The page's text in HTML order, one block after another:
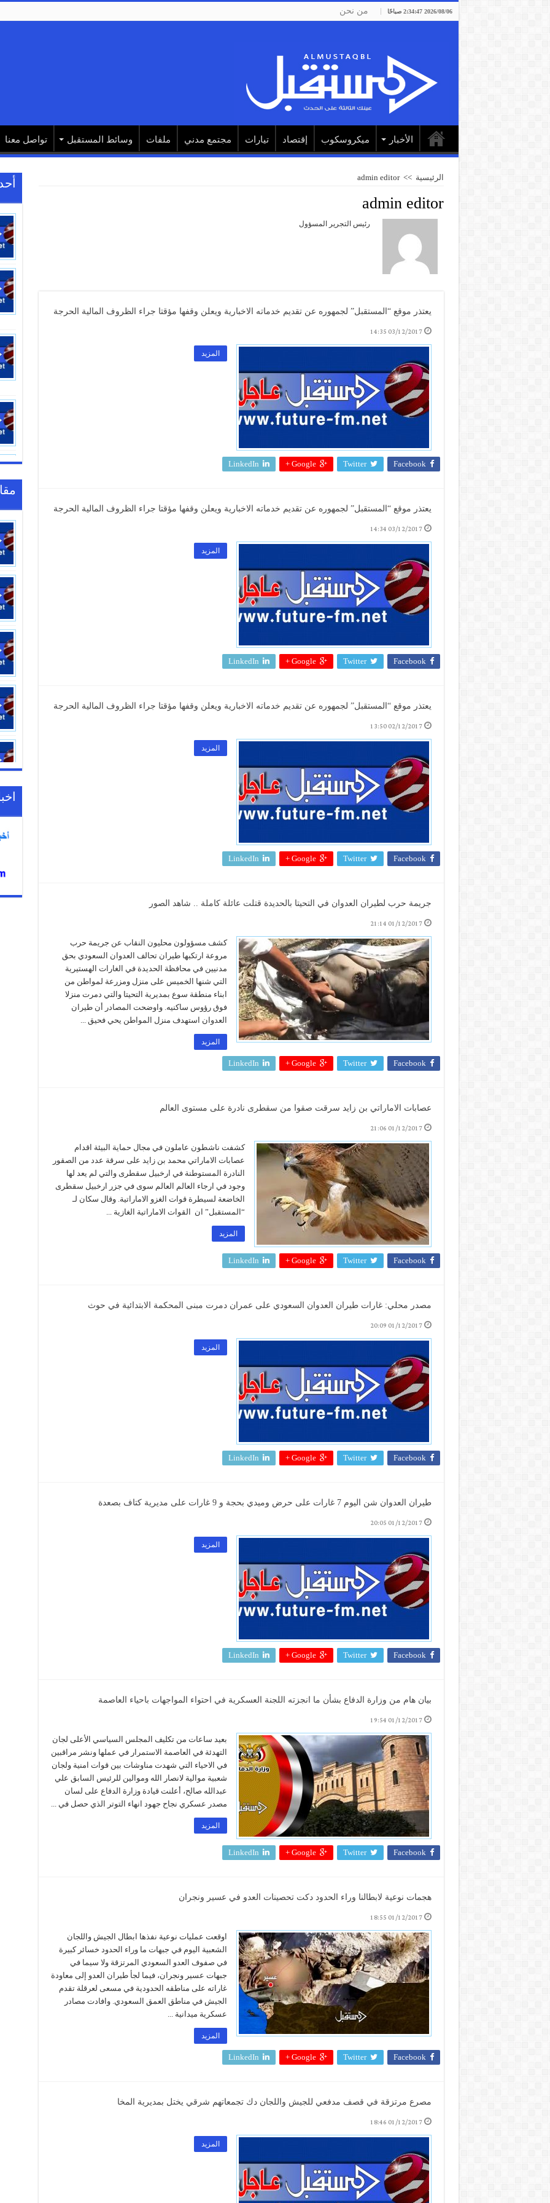
2026/08/06 2:34:47 صباحًا من نحن
الأخبار ميكروسكوب إقتصاد تيارات مجتمع مدني ملفات وسائط المستقبل تواصل معنا
الرئيسية >>
admin editor
admin editor
رئيس التجرير المسؤول
يعتذر موقع “المستقبل” لجمهوره عن تقديم خدماته الاخبارية ويعلن وقفها مؤقتا جراء الظروف المالية الحرجة
03/12/2017 14:35
المزيد
Facebook
Twitter
Google +
LinkedIn
يعتذر موقع “المستقبل” لجمهوره عن تقديم خدماته الاخبارية ويعلن وقفها مؤقتا جراء الظروف المالية الحرجة
03/12/2017 14:34
المزيد
Facebook
Twitter
Google +
LinkedIn
يعتذر موقع “المستقبل” لجمهوره عن تقديم خدماته الاخبارية ويعلن وقفها مؤقتا جراء الظروف المالية الحرجة
02/12/2017 13:50
المزيد
Facebook
Twitter
Google +
LinkedIn
جريمة حرب لطيران العدوان في التحيتا بالحديدة قتلت عائلة كاملة .. شاهد الصور
01/12/2017 21:14
كشف مسؤولون محليون النقاب عن جريمة حرب
مروعة ارتكبها طيران تحالف العدوان السعودي بحق
مدنيين في محافظة الحديدة في الغارات الهستيرية
التي شنها الخميس على منزل ومزرعة لمواطن من
ابناء منطقة سوع بمديرية التحيتا والتي دمرت منزلا
فوق رؤوس ساكنيه. واوضحت المصادر أن طيران
العدوان استهدف منزل المواطن يحي فحيق ...
المزيد
Facebook
Twitter
Google +
LinkedIn
عصابات الاماراتي بن زايد سرقت صقوا من سقطرى نادرة على مستوى العالم
01/12/2017 21:06
كشفت ناشطون عاملون في مجال حماية البيئة اقدام
عصابات الاماراتي محمد بن زايد على سرقة عدد من الصقور
النادرة المستوطنة في ارخبيل سقطرى والتي لم يعد لها
وجود في ارجاء العالم العالم سوى في جزر ارخبيل سقطرى
الخاضعة لسيطرة قوات الغزو الاماراتية. وقال سكان لـ
“المستقبل” ان القوات الاماراتية الغازية ...
المزيد
Facebook
Twitter
Google +
LinkedIn
مصدر محلي: غارات طيران العدوان السعودي على عمران دمرت مبنى المحكمة الابتدائية في حوث
01/12/2017 20:09
المزيد
Facebook
Twitter
Google +
LinkedIn
طيران العدوان شن اليوم 7 غارات على حرض وميدي بحجة و 9 غارات على مديرية كتاف بصعدة
01/12/2017 20:05
المزيد
Facebook
Twitter
Google +
LinkedIn
بيان هام من وزارة الدفاع بشأن ما انجزته اللجنة العسكرية في احتواء المواجهات باحياء العاصمة
01/12/2017 19:54
بعيد ساعات من تكليف المجلس السياسي الأعلى لجان
التهدئة في العاصمة الاستمرار في عملها ونشر مراقبين
في الاحياء التي شهدت مناوشات بين قوات امنية ولجان
شعبية موالية لانصار الله وموالين للرئيس السابق علي
عبدالله صالح، أعلنت قيادة وزارة الدفاع على لسان
مصدر عسكري نجاح جهود انهاء التوتر الذي حصل في ...
المزيد
Facebook
Twitter
Google +
LinkedIn
هجمات نوعية لابطالنا وراء الحدود دكت تحصينات العدو في عسير ونجران
01/12/2017 18:55
اوقعت عمليات نوعية نفذها ابطال الجيش واللجان
الشعبية اليوم في جبهات ما وراء الحدود خسائر كبيرة
في صفوف العدو السعودي المرتزقة ولا سيما في
جبهات عسير ونجران، فيما لجأ طيران العدو إلى معاودة
غاراته على مناطقه الحدودية في مسعى لعرقلة تقدم
الجيش في مناطق العمق السعودي. وافادت مصادر
عسكرية ميدانية ...
المزيد
Facebook
Twitter
Google +
LinkedIn
مصرع مرتزقة في قصف مدفعي للجيش واللجان دك تجمعاتهم شرقي يختل بمديرية المخا
01/12/2017 18:46
المزيد